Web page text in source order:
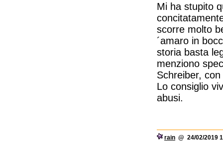
Mi ha stupito
scorre molto
´amaro in
storia basta
menziono
Schreiber,
Lo consiglio
abusi.
rain @ 24/02/2019